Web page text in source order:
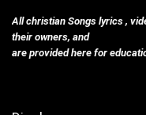
All christian Songs lyrics ,
their owners, and
are provided here for